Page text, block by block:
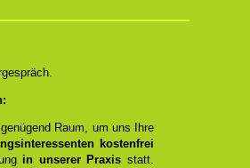
Raum, um uns Ihre
kostenfrei
in unserer Praxis statt.